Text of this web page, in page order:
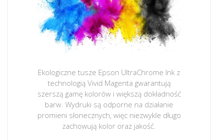
Ekologiczne tusze Epson UltraChrome Ink z
technologią Vivid Magenta gwarantują
szerszą gamę kolorów i większą dokładność
barw. Wydruki są odporne na działanie
promieni słonecznych, więc niezwykle długo
zachowują kolor oraz jakość.